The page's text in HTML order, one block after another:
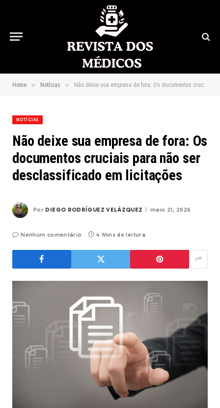
Home » Notícias » Não deixe sua empresa de fora: Os documentos cruciais para não ser desclassificado em licitações
NOTÍCIAS
Não deixe sua empresa de fora: Os
documentos cruciais para não ser
desclassificado em licitações
Por DIEGO RODRÍGUEZ VELÁZQUEZ maio 21, 2026
Nenhum comentário 4 Mins de leitura